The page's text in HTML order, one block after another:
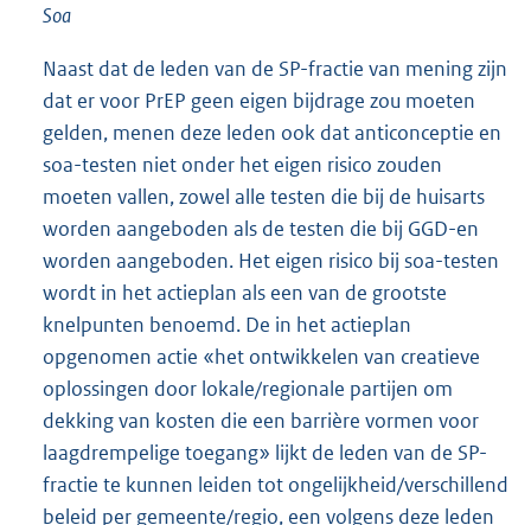
Soa
Naast dat de leden van de SP-fractie van mening zijn
dat er voor PrEP geen eigen bijdrage zou moeten
gelden, menen deze leden ook dat anticonceptie en
soa-testen niet onder het eigen risico zouden
moeten vallen, zowel alle testen die bij de huisarts
worden aangeboden als de testen die bij GGD-en
worden aangeboden. Het eigen risico bij soa-testen
wordt in het actieplan als een van de grootste
knelpunten benoemd. De in het actieplan
opgenomen actie «het ontwikkelen van creatieve
oplossingen door lokale/regionale partijen om
dekking van kosten die een barrière vormen voor
laagdrempelige toegang» lijkt de leden van de SP-
fractie te kunnen leiden tot ongelijkheid/verschillend
beleid per gemeente/regio, een volgens deze leden